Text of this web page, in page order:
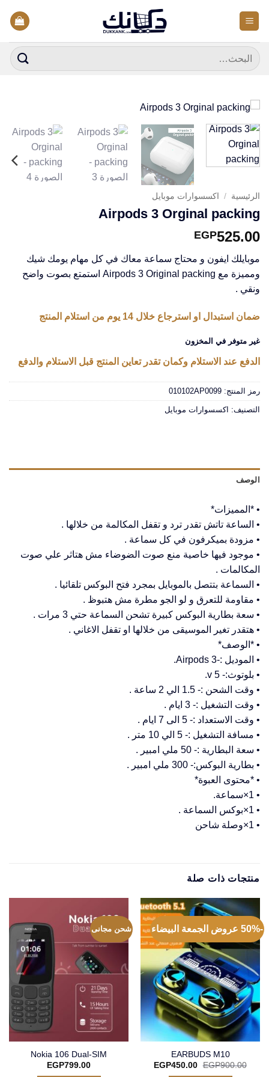
للمحتوى
البحث
عن:
الرئيسية / اكسسوارات موبايل
Airpods 3 Orginal packing
EGP525.00
موبايلك ايفون و محتاج سماعة معاك في كل مهام يومك شيك
ومميزة مع Airpods 3 Original packing استمتع بصوت واضح
ونقي .
ضمان استبدال او استرجاع خلال 14 يوم من استلام المنتج
غير متوفر في المخزون
الدفع عند الاستلام وكمان تقدر تعاين المنتج قبل الاستلام والدفع
رمز المنتج: 010102AP0099
التصنيف: اكسسوارات موبايل
الوصف
• *المميزات*
• الساعة تاتش تقدر ترد و تقفل المكالمة من خلالها .
• مزودة بميكرفون في كل سماعة .
• موجود فيها خاصية منع صوت الضوضاء مش هتاثر علي صوت
المكالمات .
• السماعة بتتصل بالموبايل بمجرد فتح البوكس تلقائيا .
• مقاومة للتعرق و لو الجو مطرة مش هتبوظ .
• سعة بطارية البوكس كبيرة تشحن السماعة حتي 3 مرات .
• هتقدر تغير الموسيقى من خلالها او تقفل الاغاني .
• *الوصف*
• الموديل :-Airpods 3.
• بلوتوث:- 5 v.
• وقت الشحن :- 1.5 الي 2 ساعة .
• وقت التشغيل :- 3 ايام .
• وقت الاستعداد :- 5 الى 7 ايام .
• مسافة التشغيل :- 5 الي 10 متر .
• سعة البطارية :- 50 ملي امبير .
• بطارية البوكس:- 300 ملي امبير .
• *محتوى العبوة*
• 1×سماعة.
• 1×بوكس السماعة .
• 1×وصلة شاحن
منتجات ذات صلة
-50% عروض الجمعة البيضاء
EARBUDS M10
EGP900.00
السعر
EGP450.00
السعر
شحن مجانى
Nokia 106 Dual-SIM
EGP799.00